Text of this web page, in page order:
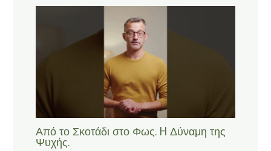
Από το Σκοτάδι στο Φως. H Δύναμη της
Ψυχής.